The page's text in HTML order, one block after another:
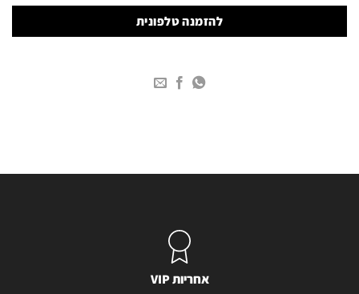
להזמנה טלפונית
אחריות VIP